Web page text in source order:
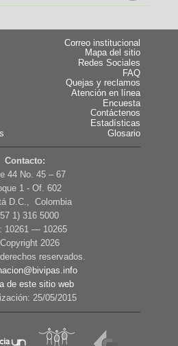
Correo institucional
Mapa del sitio
Redes Sociales
FAQ
Quejas y reclamos
Atención en línea
Encuesta
Contáctenos
Estadísticas
Glosario
Contacto:
44 No. 45 – 67
1 - Of. 602
D.C., Colombia
1) 316 5000
10261 — 10265
2026
reservados.
de este sitio web
25/05/2015